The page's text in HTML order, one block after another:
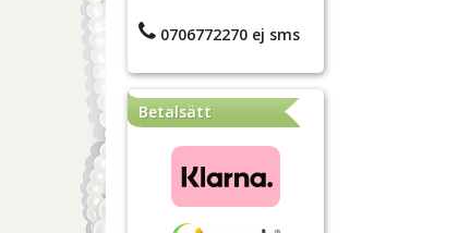
0706772270 ej sms
Betalsätt